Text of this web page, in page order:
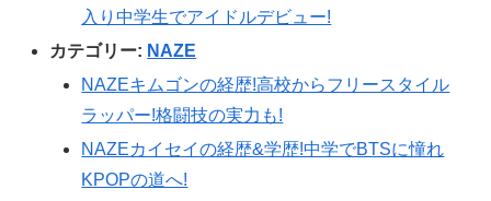
入り中学生でアイドルデビュー!
カテゴリー: NAZE
NAZEキムゴンの経歴!高校からフリースタイル
ラッパー!格闘技の実力も!
NAZEカイセイの経歴&学歴!中学でBTSに憧れ
KPOPの道へ!